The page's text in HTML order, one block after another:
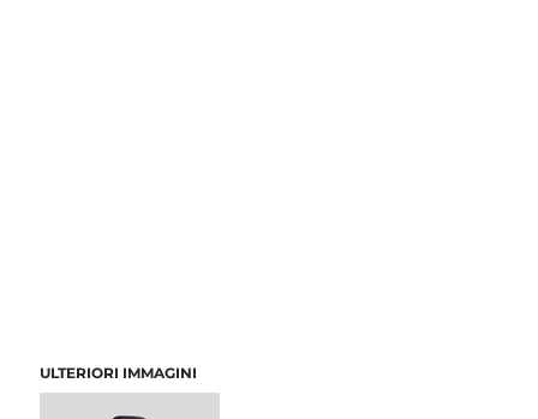
ULTERIORI IMMAGINI